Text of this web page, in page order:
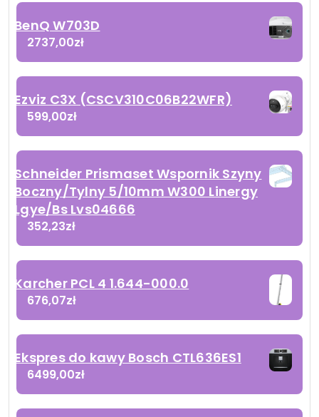
BenQ W703D
2737,00zł
Ezviz C3X (CSCV310C06B22WFR)
599,00zł
Schneider Prismaset Wspornik Szyny
Boczny/Tylny 5/10mm W300 Linergy
Lgye/Bs Lvs04666
352,23zł
Karcher PCL 4 1.644-000.0
676,07zł
Ekspres do kawy Bosch CTL636ES1
6499,00zł